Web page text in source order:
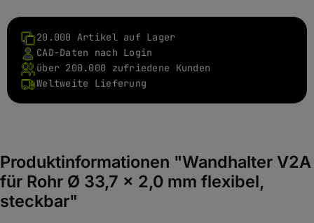
20.000 Artikel auf Lager
CAD-Daten nach Login
über 200.000 zufriedene Kunden
Weltweite Lieferung
Produktinformationen "Wandhalter V2A
für Rohr Ø 33,7 x 2,0 mm flexibel,
steckbar"